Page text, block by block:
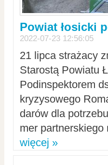
Powiat łosicki
2022-07-23 12:56:05
21 lipca strażacy
Starostą Powiatu
Podinspektorem
kryzysowego
darów dla
mer
więcej »